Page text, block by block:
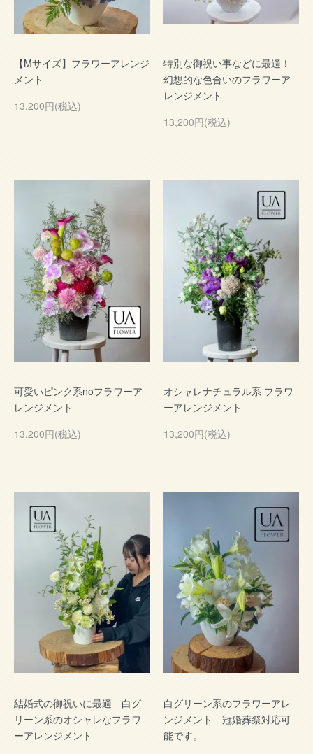
【Mサイズ】フラワーアレンジ
メント
13,200円(税込)
特別な御祝い事などに最適！
幻想的な色合いのフラワーア
レンジメント
13,200円(税込)
可愛いピンク系noフラワーア
レンジメント
13,200円(税込)
オシャレナチュラル系 フラワ
ーアレンジメント
13,200円(税込)
結婚式の御祝いに最適 白グ
リーン系のオシャレなフラワ
ーアレンジメント
白グリーン系のフラワーアレ
ンジメント 冠婚葬祭対応可
能です。